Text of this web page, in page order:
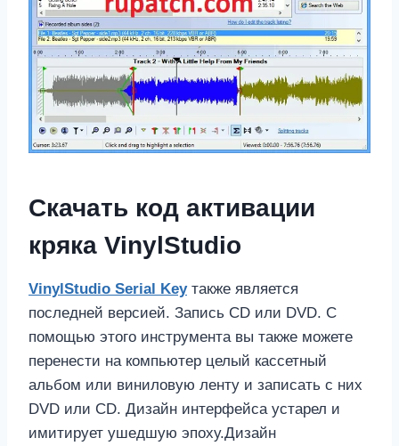
Скачать код активации
кряка VinylStudio
VinylStudio Serial Keyтакже является
последней версией. Запись CD или DVD. С
помощью этого инструмента вы также можете
перенести на компьютер целый кассетный
альбом или виниловую ленту и записать с них
DVD или CD. Дизайн интерфейса устарел и
имитирует ушедшую эпоху.Дизайн